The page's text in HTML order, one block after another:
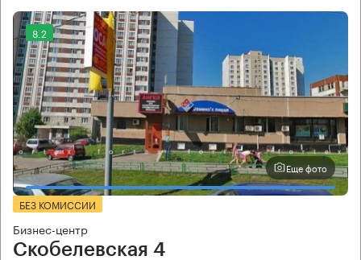
8.2
Еще фото
БЕЗ КОМИССИИ
Бизнес-центр
Скобелевская 4